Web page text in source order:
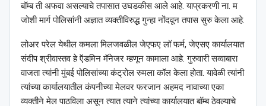
बॉम्ब ती अफवा असल्याचे तपासात उघडकीस आले आहे. याप्रकरणी ना. म
जोशी मार्ग पोलिसांनी अज्ञात व्यक्तीविरुद्ध गुन्हा नोंदवून तपास सुरु केला आहे.
लोअर परेल येथील कमला मिलजवळील जेएफए लॉ फर्म, जेएसए कार्यालयात
संदीप श्रीवास्तव हे ऍडमिन मॅनेजर म्हणून कामाला आहे. गुरुवारी सव्वाबारा
वाजता त्यांनी मुंबई पोलिसांच्या कंट्रोल रुमला कॉल केला होता. यावेळी त्यांनी
त्यांच्या कार्यालयातील कंपनीच्या मेलवर फरजान अहमद नावाच्या एका
व्यक्तीने मेल पाठविला असून त्यात त्याने त्यांच्या कार्यालयात बॉम्ब ठेवल्याचे